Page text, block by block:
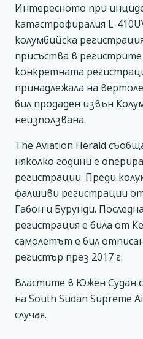
Интересното при
катастрофиралия L-
колумбийска
присъства в
конкретната
принадлежала на
бил продаден извън
неизползвана.
The Aviation Herald
няколко години е
регистрации. Преди
фалшиви регистрации
Габон и Бурунди.
регистрация е била от
самолетът е бил
регистър през 2017 г.
Властите в Южен Судан
на South Sudan Supreme
случая.